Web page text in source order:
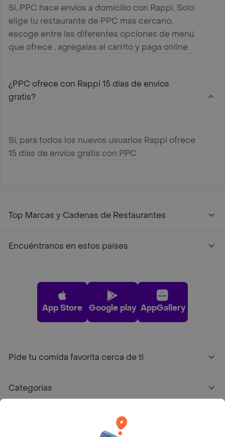
Si, PPC hace envíos a domicilio con Rappi. Solo
elige tu restaurante de PPC mas cercano,
escoge entre las diferentes opciones de menú
que ofrece , agregalas al carrito y paga online
¿PPC ofrece con Rappi 15 días de envíos
gratis?
Sí, para todos los nuevos usuarios Rappi ofrece
15 días de envíos gratis con PPC
Top Marcas y Cadenas de Restaurantes
Encuéntranos en estos países
App Store Google play AppGallery
Pide tu comida favorita cerca de ti
Categorías